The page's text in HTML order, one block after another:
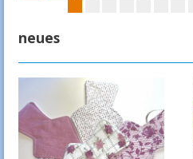
neues